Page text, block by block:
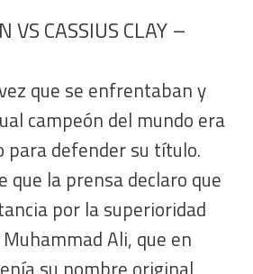
VS CASSIUS CLAY –
que se enfrentaban y
campeón del mundo era
para defender su título.
que la prensa declaro que
por la superioridad
Ali, que en